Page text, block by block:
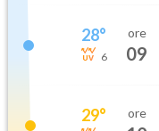
28°
6
ore
09
29° ore